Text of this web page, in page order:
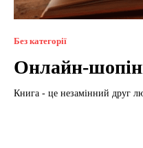
Без категорії
Онлайн-
Книга - це незамінний друг